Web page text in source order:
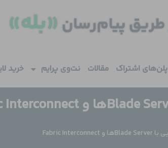
پلن‌های اشتراک مقالات نت‌وی پرایم خرید